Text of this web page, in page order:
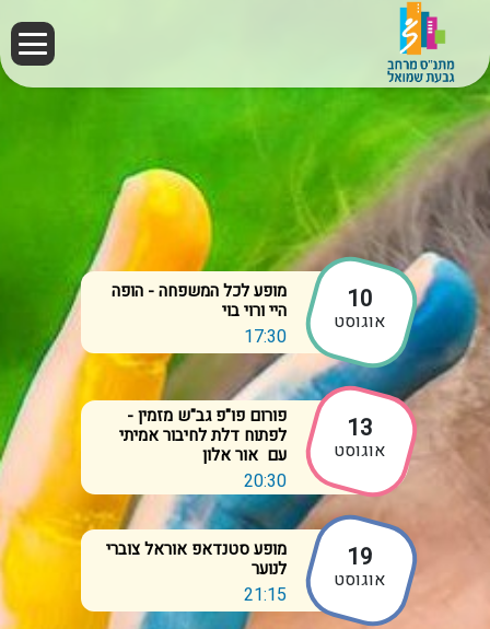
מתנ"ס גבעת שמואל
10
אוגוסט
מופע לכל המשפחה - הופה
היי ורוי בוי
17:30
13
אוגוסט
פורום פו"פ גב"ש מזמין -
לפתוח דלת לחיבור אמיתי
עם אור אלון
20:30
19
אוגוסט
מופע סטנדאפ אוראל צוברי
לנוער
21:15